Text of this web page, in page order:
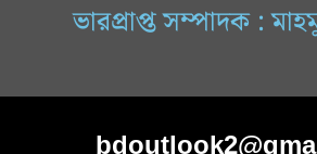
ভারপ্রাপ্ত সম্পাদক :